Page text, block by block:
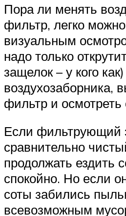
Пора ли менять
фильтр, легко
визуальным
надо только
защелок – у кого
воздухозаборника,
фильтр и осмотреть
Если фильтрующий
сравнительно
продолжать ездить
спокойно. Но если
соты забились
всевозможным